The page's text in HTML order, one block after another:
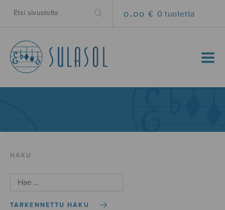
0.00 € 0 tuotetta
MENU
HAKU
TARKENNETTU HAKU